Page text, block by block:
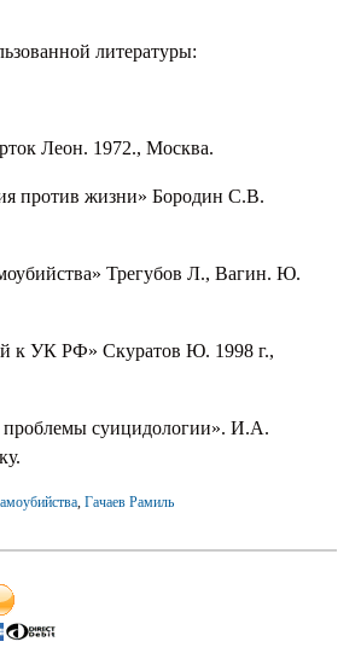
литературы:
Леон. 1972., Москва.
против жизни» Бородин С.В.
Трегубов Л., Вагин. Ю.
к УК РФ» Скуратов Ю. 1998 г.,
проблемы суицидологии». И.А.
, Гачаев Рамиль